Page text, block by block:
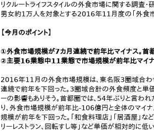
リクルートライフスタイルの外食市場に関する調査・
男女約1万人を対象とする2016年11月度の「外食
【今月のポイント】
①外食市場規模が7カ月連続で前年比マイナス。首
②主要16業態中11業態で市場規模が前年比マイ
2016年11月の外食市場規模は、東名阪3圏域合わ
連続で前年を下回った。3圏域合計の外食頻度と単
ーの影響もありそう。首都圏では、54年ぶりと言わ
り、外食市場規模が前年比-106億円と全体のマイ
規模が前年を下回った。「和食料理店」「居酒屋」な
リーレストラン、回転すし等」など単価が相対的に